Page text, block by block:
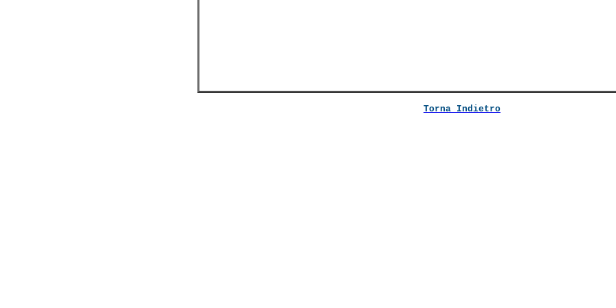
Torna Indietro